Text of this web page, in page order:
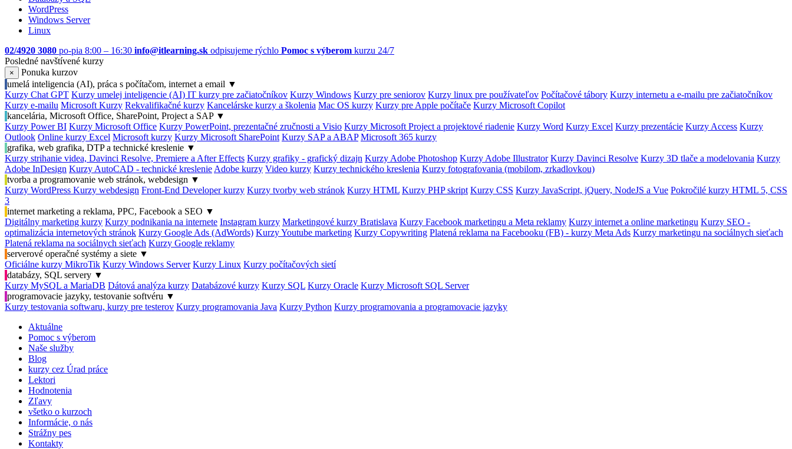
WordPress
Windows Server
Linux
02/4920 3080 po-pia 8:00 – 16:30 info@itlearning.sk odpisujeme rýchlo Pomoc s výberom kurzu 24/7
Posledné navštívené kurzy
×
Ponuka kurzov
umelá inteligencia (AI), práca s počítačom, internet a email ▼
Kurzy Chat GPT Kurzy umelej inteligencie (AI) IT kurzy pre začiatočníkov Kurzy Windows Kurzy pre seniorov Kurzy linux pre používateľov Počítačové tábory Kurzy internetu a e-mailu pre začiatočníkov
Kurzy e-mailu Microsoft Kurzy Rekvalifikačné kurzy Kancelárske kurzy a školenia Mac OS kurzy Kurzy pre Apple počítače Kurzy Microsoft Copilot
kancelária, Microsoft Office, SharePoint, Project a SAP ▼
Kurzy Power BI Kurzy Microsoft Office Kurzy PowerPoint, prezentačné zručnosti a Visio Kurzy Microsoft Project a projektové riadenie Kurzy Word Kurzy Excel Kurzy prezentácie Kurzy Access Kurzy
Outlook Online kurzy Excel Microsoft kurzy Kurzy Microsoft SharePoint Kurzy SAP a ABAP Microsoft 365 kurzy
grafika, web grafika, DTP a technické kreslenie ▼
Kurzy strihanie videa, Davinci Resolve, Premiere a After Effects Kurzy grafiky - grafický dizajn Kurzy Adobe Photoshop Kurzy Adobe Illustrator Kurzy Davinci Resolve Kurzy 3D tlače a modelovania Kurzy
Adobe InDesign Kurzy AutoCAD - technické kreslenie Adobe kurzy Video kurzy Kurzy technického kreslenia Kurzy fotografovania (mobilom, zrkadlovkou)
tvorba a programovanie web stránok, webdesign ▼
Kurzy WordPress Kurzy webdesign Front-End Developer kurzy Kurzy tvorby web stránok Kurzy HTML Kurzy PHP skript Kurzy CSS Kurzy JavaScript, jQuery, NodeJS a Vue Pokročilé kurzy HTML 5, CSS
3
internet marketing a reklama, PPC, Facebook a SEO ▼
Digitálny marketing kurzy Kurzy podnikania na internete Instagram kurzy Marketingové kurzy Bratislava Kurzy Facebook marketingu a Meta reklamy Kurzy internet a online marketingu Kurzy SEO -
optimalizácia internetových stránok Kurzy Google Ads (AdWords) Kurzy Youtube marketing Kurzy Copywriting Platená reklama na Facebooku (FB) - kurzy Meta Ads Kurzy marketingu na sociálnych sieťach
Platená reklama na sociálnych sieťach Kurzy Google reklamy
serverové operačné systémy a siete ▼
Oficiálne kurzy MikroTik Kurzy Windows Server Kurzy Linux Kurzy počítačových sietí
databázy, SQL servery ▼
Kurzy MySQL a MariaDB Dátová analýza kurzy Databázové kurzy Kurzy SQL Kurzy Oracle Kurzy Microsoft SQL Server
programovacie jazyky, testovanie softvéru ▼
Kurzy testovania softwaru, kurzy pre testerov Kurzy programovania Java Kurzy Python Kurzy programovania a programovacie jazyky
Aktuálne
Pomoc s výberom
Naše služby
Blog
kurzy cez Úrad práce
Lektori
Hodnotenia
Zľavy
všetko o kurzoch
Informácie, o nás
Strážny pes
Kontakty